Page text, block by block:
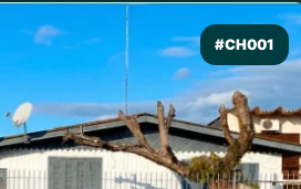
#CH001